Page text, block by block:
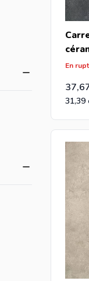
En
31,39